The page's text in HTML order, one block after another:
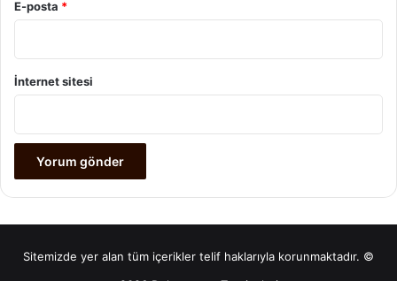
E-posta *
İnternet sitesi
Sitemizde yer alan tüm içerikler telif haklarıyla korunmaktadır. ©